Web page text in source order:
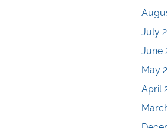
July
June
May
April